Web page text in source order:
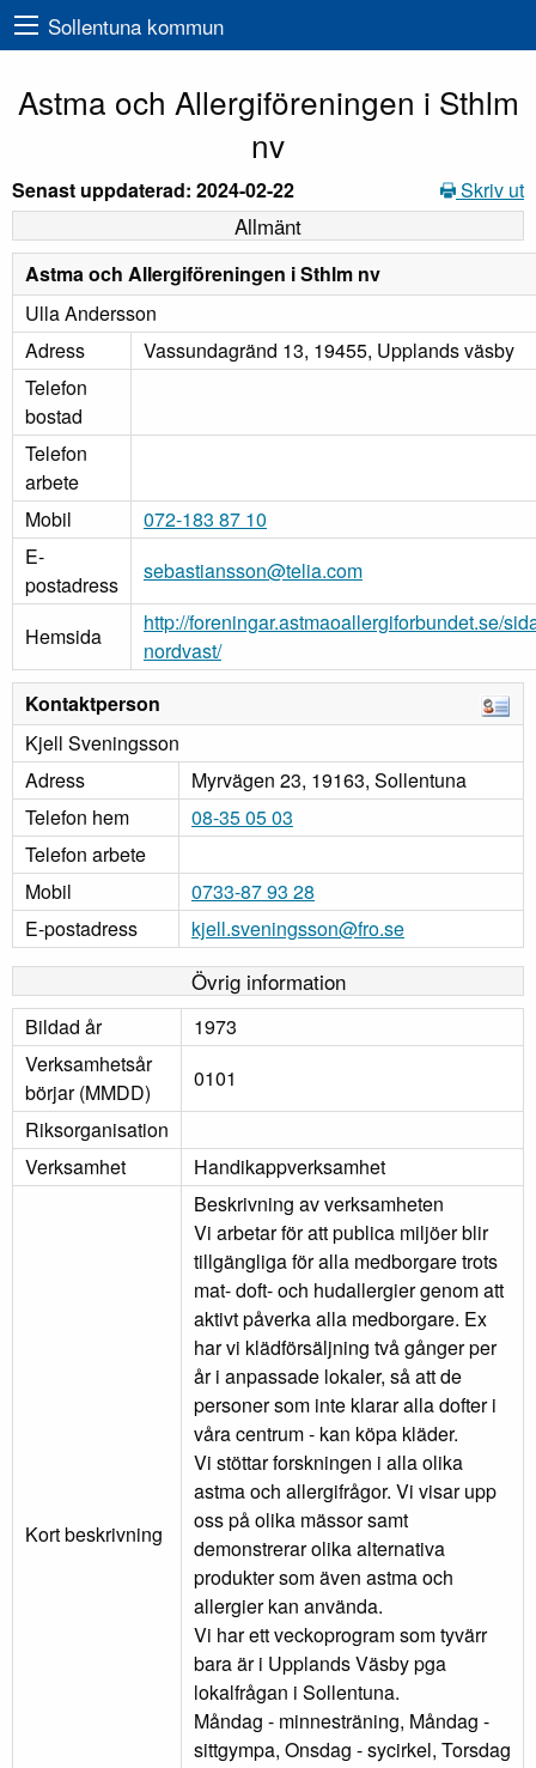
Sollentuna kommun
Astma och Allergiföreningen i Sthlm
nv
Senast uppdaterad: 2024-02-22 Skriv ut
Allmänt
Astma och Allergiföreningen i Sthlm nv
Ulla Andersson
Adress
Vassundagränd 13, 19455, Upplands väsby
Telefon
bostad
Telefon
arbete
Mobil
072-183 87 10
E-
postadress
sebastiansson@telia.com
Hemsida
http://foreningar.astmaoallergiforbundet.se/
nordvast/
Kontaktperson
Kjell Sveningsson
Adress
Myrvägen 23, 19163, Sollentuna
Telefon hem
08-35 05 03
Telefon arbete
Mobil
0733-87 93 28
E-postadress
kjell.sveningsson@fro.se
Övrig information
Bildad år
1973
Verksamhetsår
börjar (MMDD)
0101
Riksorganisation
Verksamhet
Handikappverksamhet
Kort beskrivning
Beskrivning av verksamheten
Vi arbetar för att publica miljöer blir
tillgängliga för alla medborgare trots
mat- doft- och hudallergier genom att
aktivt påverka alla medborgare. Ex
har vi klädförsäljning två gånger per
år i anpassade lokaler, så att de
personer som inte klarar alla dofter i
våra centrum - kan köpa kläder.
Vi stöttar forskningen i alla olika
astma och allergifrågor. Vi visar upp
oss på olika mässor samt
demonstrerar olika alternativa
produkter som även astma och
allergier kan använda.
Vi har ett veckoprogram som tyvärr
bara är i Upplands Väsby pga
lokalfrågan i Sollentuna.
Måndag - minnesträning, Måndag -
sittgympa, Onsdag - sycirkel, Torsdag